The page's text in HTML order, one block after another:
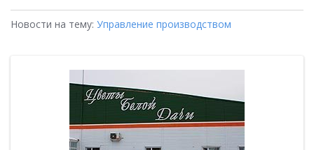
Новости на тему: Управление производством